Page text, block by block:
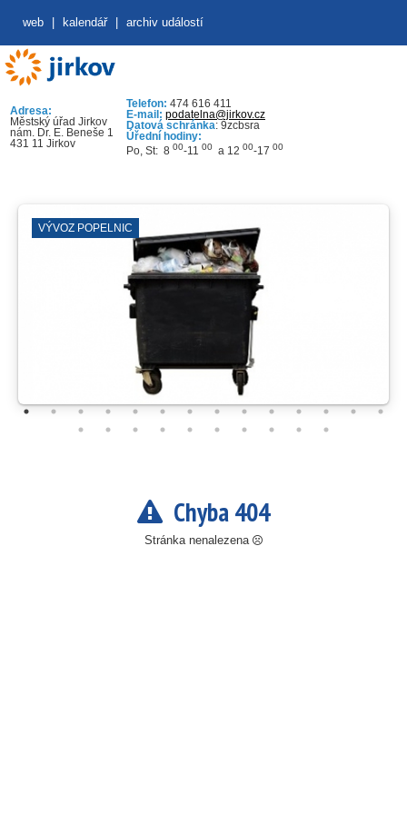
web kalendář archiv událostí
Adresa:
Městský úřad Jirkov
nám. Dr. E. Beneše 1
431 11 Jirkov
Telefon: 474 616 411
E-mail: podatelna@jirkov.cz
Datová schránka: 9zcbsra
Úřední hodiny:
Po, St: 8 00-11 00 a 12 00-17 00
VÝVOZ POPELNIC
Chyba 404
Stránka nenalezena